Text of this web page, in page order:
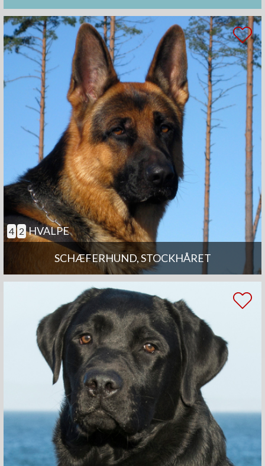
SCHÆFERHUND, STOCKHÅRET
4 2 HVALPE